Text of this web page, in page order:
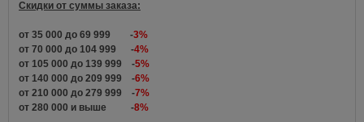
Скидки от суммы заказа:
от 35 000 до 69 999 -3%
от 70 000 до 104 999 -4%
от 105 000 до 139 999 -5%
от 140 000 до 209 999 -6%
от 210 000 до 279 999 -7%
от 280 000 и выше -8%